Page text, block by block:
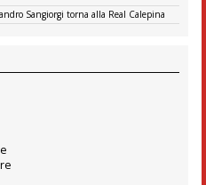
Sangiorgi torna alla Real Calepina